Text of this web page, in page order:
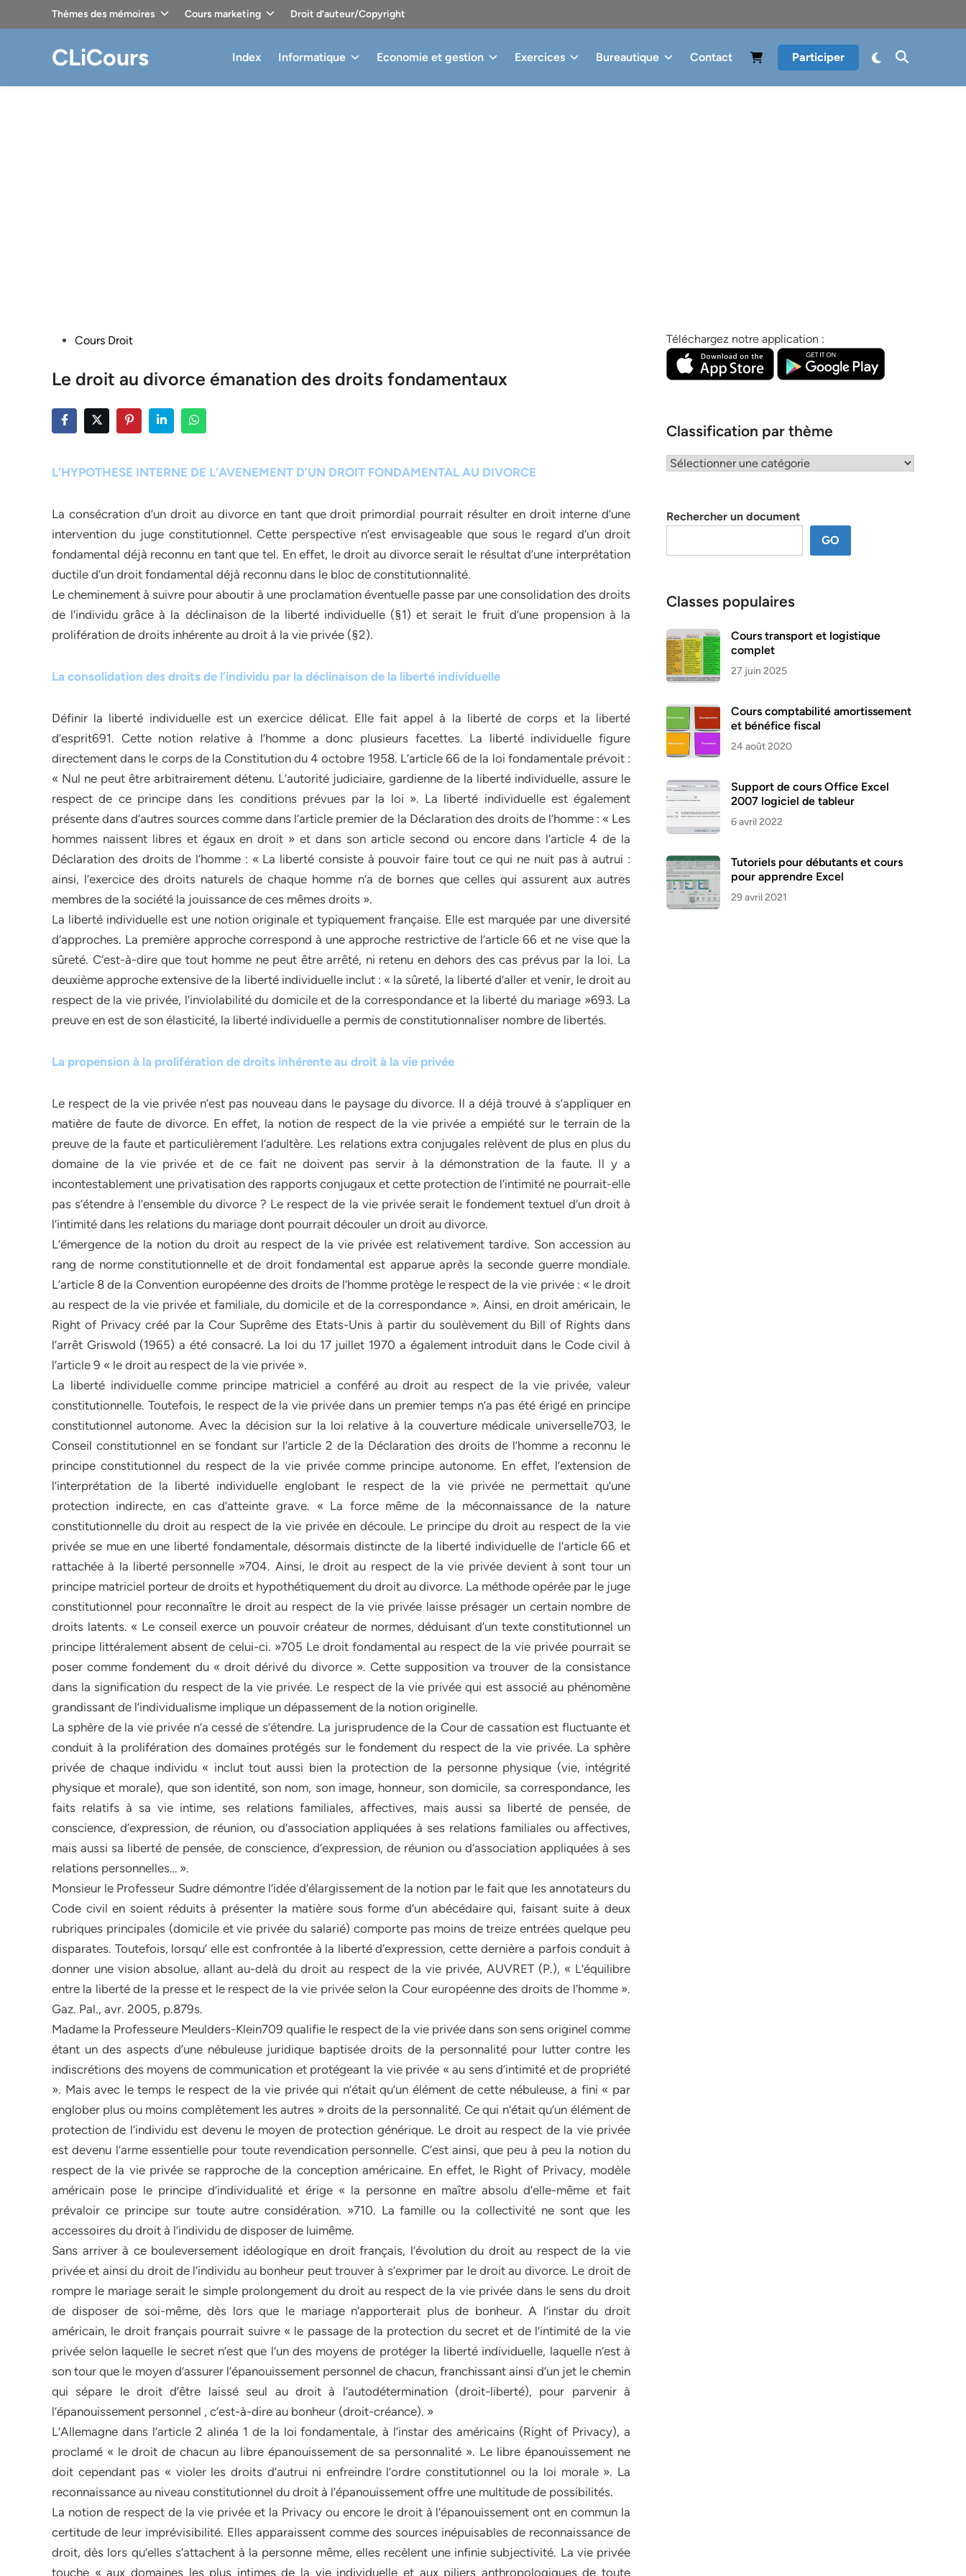
Thèmes des mémoires Cours marketing Droit d’auteur/Copyright
CLiCours Index Informatique Economie et gestion Exercices Bureautique Contact Participer
PostedCours Droit
Le droit au divorce émanation des droits fondamentaux
L’HYPOTHESE INTERNE DE L’AVENEMENT D’UN DROIT FONDAMENTAL AU DIVORCE
La consécration d’un droit au divorce en tant que droit primordial pourrait résulter en droit interne d’une
intervention du juge constitutionnel. Cette perspective n’est envisageable que sous le regard d’un droit
fondamental déjà reconnu en tant que tel. En effet, le droit au divorce serait le résultat d’une interprétation
ductile d’un droit fondamental déjà reconnu dans le bloc de constitutionnalité.
Le cheminement à suivre pour aboutir à une proclamation éventuelle passe par une consolidation des droits
de l’individu grâce à la déclinaison de la liberté individuelle (§1) et serait le fruit d’une propension à la
prolifération de droits inhérente au droit à la vie privée (§2).
La consolidation des droits de l’individu par la déclinaison de la liberté individuelle
Définir la liberté individuelle est un exercice délicat. Elle fait appel à la liberté de corps et la liberté
d’esprit691. Cette notion relative à l’homme a donc plusieurs facettes. La liberté individuelle figure
directement dans le corps de la Constitution du 4 octobre 1958. L’article 66 de la loi fondamentale prévoit :
« Nul ne peut être arbitrairement détenu. L’autorité judiciaire, gardienne de la liberté individuelle, assure le
respect de ce principe dans les conditions prévues par la loi ». La liberté individuelle est également
présente dans d’autres sources comme dans l’article premier de la Déclaration des droits de l’homme : « Les
hommes naissent libres et égaux en droit » et dans son article second ou encore dans l’article 4 de la
Déclaration des droits de l’homme : « La liberté consiste à pouvoir faire tout ce qui ne nuit pas à autrui :
ainsi, l’exercice des droits naturels de chaque homme n’a de bornes que celles qui assurent aux autres
membres de la société la jouissance de ces mêmes droits ».
La liberté individuelle est une notion originale et typiquement française. Elle est marquée par une diversité
d’approches. La première approche correspond à une approche restrictive de l’article 66 et ne vise que la
sûreté. C’est-à-dire que tout homme ne peut être arrêté, ni retenu en dehors des cas prévus par la loi. La
deuxième approche extensive de la liberté individuelle inclut : « la sûreté, la liberté d’aller et venir, le droit au
respect de la vie privée, l’inviolabilité du domicile et de la correspondance et la liberté du mariage »693. La
preuve en est de son élasticité, la liberté individuelle a permis de constitutionnaliser nombre de libertés.
La propension à la prolifération de droits inhérente au droit à la vie privée
Le respect de la vie privée n’est pas nouveau dans le paysage du divorce. Il a déjà trouvé à s’appliquer en
matière de faute de divorce. En effet, la notion de respect de la vie privée a empiété sur le terrain de la
preuve de la faute et particulièrement l’adultère. Les relations extra conjugales relèvent de plus en plus du
domaine de la vie privée et de ce fait ne doivent pas servir à la démonstration de la faute. Il y a
incontestablement une privatisation des rapports conjugaux et cette protection de l’intimité ne pourrait-elle
pas s’étendre à l’ensemble du divorce ? Le respect de la vie privée serait le fondement textuel d’un droit à
l’intimité dans les relations du mariage dont pourrait découler un droit au divorce.
L’émergence de la notion du droit au respect de la vie privée est relativement tardive. Son accession au
rang de norme constitutionnelle et de droit fondamental est apparue après la seconde guerre mondiale.
L’article 8 de la Convention européenne des droits de l’homme protège le respect de la vie privée : « le droit
au respect de la vie privée et familiale, du domicile et de la correspondance ». Ainsi, en droit américain, le
Right of Privacy créé par la Cour Suprême des Etats-Unis à partir du soulèvement du Bill of Rights dans
l’arrêt Griswold (1965) a été consacré. La loi du 17 juillet 1970 a également introduit dans le Code civil à
l’article 9 « le droit au respect de la vie privée ».
La liberté individuelle comme principe matriciel a conféré au droit au respect de la vie privée, valeur
constitutionnelle. Toutefois, le respect de la vie privée dans un premier temps n’a pas été érigé en principe
constitutionnel autonome. Avec la décision sur la loi relative à la couverture médicale universelle703, le
Conseil constitutionnel en se fondant sur l’article 2 de la Déclaration des droits de l’homme a reconnu le
principe constitutionnel du respect de la vie privée comme principe autonome. En effet, l’extension de
l’interprétation de la liberté individuelle englobant le respect de la vie privée ne permettait qu’une
protection indirecte, en cas d’atteinte grave. « La force même de la méconnaissance de la nature
constitutionnelle du droit au respect de la vie privée en découle. Le principe du droit au respect de la vie
privée se mue en une liberté fondamentale, désormais distincte de la liberté individuelle de l’article 66 et
rattachée à la liberté personnelle »704. Ainsi, le droit au respect de la vie privée devient à sont tour un
principe matriciel porteur de droits et hypothétiquement du droit au divorce. La méthode opérée par le juge
constitutionnel pour reconnaître le droit au respect de la vie privée laisse présager un certain nombre de
droits latents. « Le conseil exerce un pouvoir créateur de normes, déduisant d’un texte constitutionnel un
principe littéralement absent de celui-ci. »705 Le droit fondamental au respect de la vie privée pourrait se
poser comme fondement du « droit dérivé du divorce ». Cette supposition va trouver de la consistance
dans la signification du respect de la vie privée. Le respect de la vie privée qui est associé au phénomène
grandissant de l’individualisme implique un dépassement de la notion originelle.
La sphère de la vie privée n’a cessé de s’étendre. La jurisprudence de la Cour de cassation est fluctuante et
conduit à la prolifération des domaines protégés sur le fondement du respect de la vie privée. La sphère
privée de chaque individu « inclut tout aussi bien la protection de la personne physique (vie, intégrité
physique et morale), que son identité, son nom, son image, honneur, son domicile, sa correspondance, les
faits relatifs à sa vie intime, ses relations familiales, affectives, mais aussi sa liberté de pensée, de
conscience, d’expression, de réunion, ou d’association appliquées à ses relations familiales ou affectives,
mais aussi sa liberté de pensée, de conscience, d’expression, de réunion ou d’association appliquées à ses
relations personnelles… ».
Monsieur le Professeur Sudre démontre l’idée d’élargissement de la notion par le fait que les annotateurs du
Code civil en soient réduits à présenter la matière sous forme d’un abécédaire qui, faisant suite à deux
rubriques principales (domicile et vie privée du salarié) comporte pas moins de treize entrées quelque peu
disparates. Toutefois, lorsqu’ elle est confrontée à la liberté d’expression, cette dernière a parfois conduit à
donner une vision absolue, allant au-delà du droit au respect de la vie privée, AUVRET (P.), « L’équilibre
entre la liberté de la presse et le respect de la vie privée selon la Cour européenne des droits de l’homme ».
Gaz. Pal., avr. 2005, p.879s.
Madame la Professeure Meulders-Klein709 qualifie le respect de la vie privée dans son sens originel comme
étant un des aspects d’une nébuleuse juridique baptisée droits de la personnalité pour lutter contre les
indiscrétions des moyens de communication et protégeant la vie privée « au sens d’intimité et de propriété
». Mais avec le temps le respect de la vie privée qui n’était qu’un élément de cette nébuleuse, a fini « par
englober plus ou moins complètement les autres » droits de la personnalité. Ce qui n’était qu’un élément de
protection de l’individu est devenu le moyen de protection générique. Le droit au respect de la vie privée
est devenu l’arme essentielle pour toute revendication personnelle. C’est ainsi, que peu à peu la notion du
respect de la vie privée se rapproche de la conception américaine. En effet, le Right of Privacy, modèle
américain pose le principe d’individualité et érige « la personne en maître absolu d’elle-même et fait
prévaloir ce principe sur toute autre considération. »710. La famille ou la collectivité ne sont que les
accessoires du droit à l’individu de disposer de luimême.
Sans arriver à ce bouleversement idéologique en droit français, l’évolution du droit au respect de la vie
privée et ainsi du droit de l’individu au bonheur peut trouver à s’exprimer par le droit au divorce. Le droit de
rompre le mariage serait le simple prolongement du droit au respect de la vie privée dans le sens du droit
de disposer de soi-même, dès lors que le mariage n’apporterait plus de bonheur. A l’instar du droit
américain, le droit français pourrait suivre « le passage de la protection du secret et de l’intimité de la vie
privée selon laquelle le secret n’est que l’un des moyens de protéger la liberté individuelle, laquelle n’est à
son tour que le moyen d’assurer l’épanouissement personnel de chacun, franchissant ainsi d’un jet le chemin
qui sépare le droit d’être laissé seul au droit à l’autodétermination (droit-liberté), pour parvenir à
l’épanouissement personnel , c’est-à-dire au bonheur (droit-créance). »
L’Allemagne dans l’article 2 alinéa 1 de la loi fondamentale, à l’instar des américains (Right of Privacy), a
proclamé « le droit de chacun au libre épanouissement de sa personnalité ». Le libre épanouissement ne
doit cependant pas « violer les droits d’autrui ni enfreindre l’ordre constitutionnel ou la loi morale ». La
reconnaissance au niveau constitutionnel du droit à l’épanouissement offre une multitude de possibilités.
La notion de respect de la vie privée et la Privacy ou encore le droit à l’épanouissement ont en commun la
certitude de leur imprévisibilité. Elles apparaissent comme des sources inépuisables de reconnaissance de
droit, dès lors qu’elles s’attachent à la personne même, elles recèlent une infinie subjectivité. La vie privée
touche « aux domaines les plus intimes de la vie individuelle et aux piliers anthropologiques de toute
Téléchargez notre application :
Classification par thème
Classification
Rechercher un document
GO
Classes populaires
Cours transport et logistique
complet
27 juin 2025
Cours comptabilité amortissement
et bénéfice fiscal
24 août 2020
Support de cours Office Excel
2007 logiciel de tableur
6 avril 2022
Tutoriels pour débutants et cours
pour apprendre Excel
29 avril 2021